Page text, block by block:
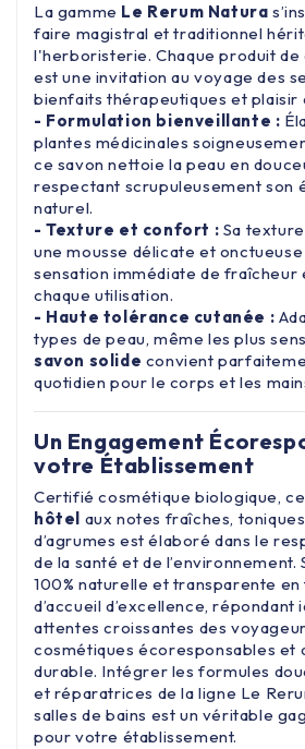
La gamme Le Rerum Natura
faire magistral et traditionnel
l'herboristerie. Chaque produit
est une invitation au voyage des
bienfaits thérapeutiques et plaisir
- Formulation bienveillante :
plantes médicinales
ce savon nettoie la peau en
respectant scrupuleusement son
naturel.
- Texture et confort : Sa
une mousse délicate et
sensation immédiate de
chaque utilisation.
- Haute tolérance cutanée :
types de peau, même les plus
savon solide convient
quotidien pour le corps et les
Un Engagement
votre Établissement
Certifié cosmétique biologique, ce
hôtel aux notes fraîches,
d’agrumes est élaboré dans le
de la santé et de l’environnement.
100% naturelle et transparente
d’accueil d’excellence, répondant
attentes croissantes des
cosmétiques écoresponsables et
durable. Intégrer les formules
et réparatrices de la ligne Le
salles de bains est un véritable
pour votre établissement.